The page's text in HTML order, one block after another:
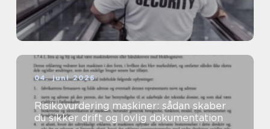
04. juni 2026
Risikovurdering maskiner: sådan skaber
du sikker drift og lovlig dokumentation